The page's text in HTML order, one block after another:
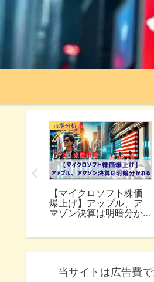
夜連続でイラ
ランは全面
市場分析
【TSMC増益の
も株価下落】ネ
リックスの決算
当サイトは広告費